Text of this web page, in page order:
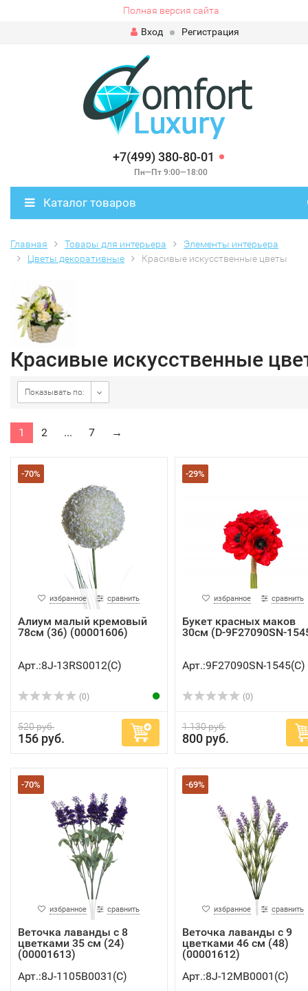
Полная версия сайта
Вход
Регистрация
+7(499) 380-80-01
Пн—Пт 9:00—18:00
Каталог товаров
Главная Товары для интерьера
Элементы интерьера
Цветы декоративные
Красивые искусственные цветы
Красивые искусственные
Показывать по:
1 2 ... 7 →
-70%
избранное сравнить
Алиум малый кремовый
78см (36) (00001606)
Арт.:8J-13RS0012(C)
(0)
520 руб.
156 руб.
-29%
избранное сравнить
Букет красных маков
30см (D-9F27090SN-
Арт.:9F27090SN-1545(C)
(0)
1 130 руб.
800 руб.
-70%
избранное сравнить
Веточка лаванды с 8
цветками 35 см (24)
(00001613)
Арт.:8J-1105B0031(C)
-69%
избранное сравнить
Веточка лаванды с 9
цветками 46 см (48)
(00001612)
Арт.:8J-12MB0001(C)